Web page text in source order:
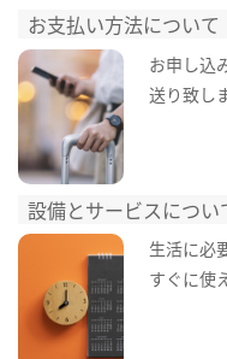
お支払い方法について
お申し込
送り致し
設備とサービスについ
生活に必
すぐに使